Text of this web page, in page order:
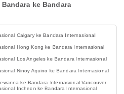
ke Bandara
Calgary ke Bandara Internasional
Hong Kong ke Bandara Internasional
Los Angeles ke Bandara Internasional
Ninoy Aquino ke Bandara Internasional
ke Bandara Internasional Vancouver
Incheon ke Bandara Internasional